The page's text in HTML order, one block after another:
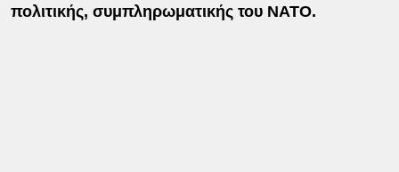
πολιτικής, συμπληρωματικής του ΝΑΤΟ.